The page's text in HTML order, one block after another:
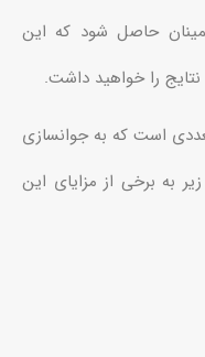
حاصل شود که این
را خواهید داشت.
است که به جوانسازی
به برخی از مزایای این